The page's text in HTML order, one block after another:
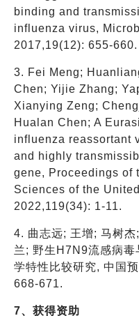
binding and
influenza virus,
2017,19(12): 655-660.
3. Fei Meng;
Chen; Yijie Zhang;
Xianying Zeng;
Hualan Chen; A
influenza reassortant
and highly
gene, Proceedings of
Sciences of the
2022,119(34): 1-11.
4. 曲志远; 王增; 马树
兰; 野生H7N9流感病
学特性比较研究, 中国
668-671.
7、获得资助